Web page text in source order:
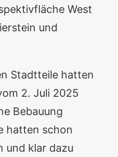
West
und
Stadtteile hatten
2. Juli 2025
Bebauung
hatten schon
und klar dazu